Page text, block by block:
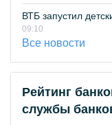
ВТБ запустил
09:10
Все новости
Рейтинг
службы